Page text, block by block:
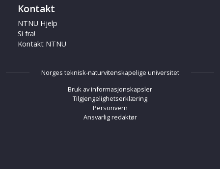
Kontakt
NTNU Hjelp
Si fra!
Kontakt NTNU
Norges teknisk-naturvitenskapelige universitet
Bruk av informasjonskapsler
Tilgjengelighetserklæring
Personvern
Ansvarlig redaktør